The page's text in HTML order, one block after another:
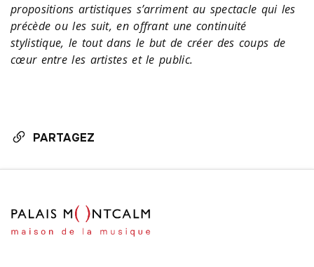
propositions artistiques s’arriment au spectacle qui les
précède ou les suit, en offrant une continuité
stylistique, le tout dans le but de créer des coups de
cœur entre les artistes et le public.
PARTAGEZ